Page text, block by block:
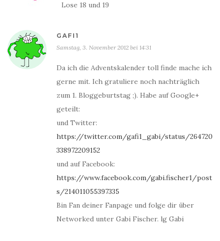
Lose 18 und 19
GAFI1
Samstag, 3. November 2012 bei 14:31
Da ich die Adventskalender toll finde mache ich
gerne mit. Ich gratuliere noch nachträglich
zum 1. Bloggeburtstag ;). Habe auf Google+
geteilt:
und Twitter:
https://twitter.com/gafi1_gabi/status/264720
338972209152
und auf Facebook:
https://www.facebook.com/gabi.fischer1/post
s/214011055397335
Bin Fan deiner Fanpage und folge dir über
Networked unter Gabi Fischer. lg Gabi